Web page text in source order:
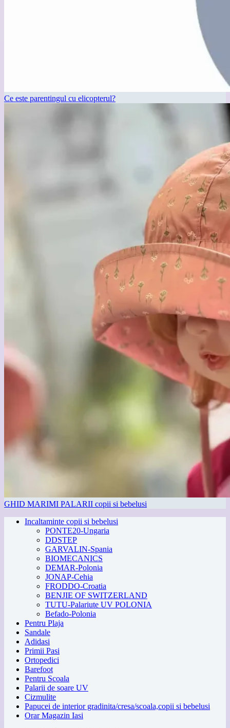
Ce este parentingul cu elicopterul?
GHID MARIMI PALARII copii si bebelusi
Incaltaminte copii si bebelusi
PONTE20-Ungaria
DDSTEP
GARVALIN-Spania
BIOMECANICS
DEMAR-Polonia
JONAP-Cehia
FRODDO-Croatia
BENJIE OF SWITZERLAND
TUTU-Palariute UV POLONIA
Befado-Polonia
Pentru Plaja
Sandale
Adidasi
Primii Pasi
Ortopedici
Barefoot
Pentru Scoala
Palarii de soare UV
Cizmulite
Papucei de interior gradinita/cresa/scoala,copii si bebelusi
Orar Magazin Iasi